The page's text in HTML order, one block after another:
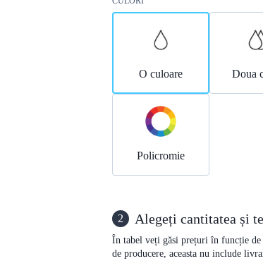
O culoare Doua
Policromie
2 Alegeți cantitatea și
În tabel veți găsi prețuri în funcție
de producere, aceasta nu include